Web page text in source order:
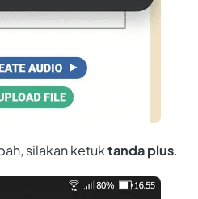
silakan ketuktanda plus.